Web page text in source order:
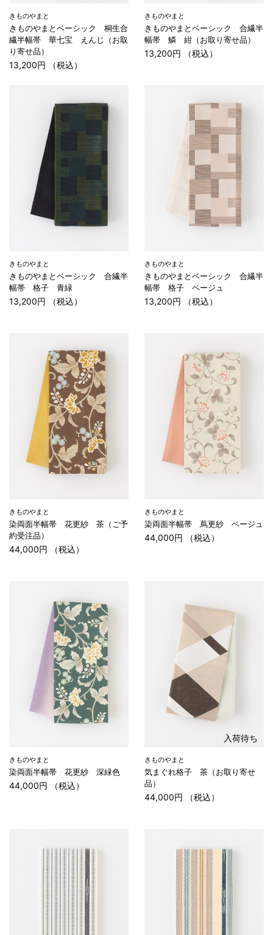
きものやまと
きものやまとベーシック 桐生合
繊半幅帯 華七宝 えんじ（お取
り寄せ品）
13,200円 （税込）
きものやまと
きものやまとベーシック 合繊半
幅帯 鱗 紺（お取り寄せ品）
13,200円 （税込）
きものやまと
きものやまとベーシック 合繊半
幅帯 格子 青緑
13,200円 （税込）
きものやまと
きものやまとベーシック 合繊半
幅帯 格子 ベージュ
13,200円 （税込）
きものやまと
染両面半幅帯 花更紗 茶（ご予
約受注品）
44,000円 （税込）
きものやまと
染両面半幅帯 蔦更紗 ベージュ
44,000円 （税込）
きものやまと
染両面半幅帯 花更紗 深緑色
44,000円 （税込）
入荷待ち
きものやまと
気まぐれ格子 茶（お取り寄せ
品）
44,000円 （税込）